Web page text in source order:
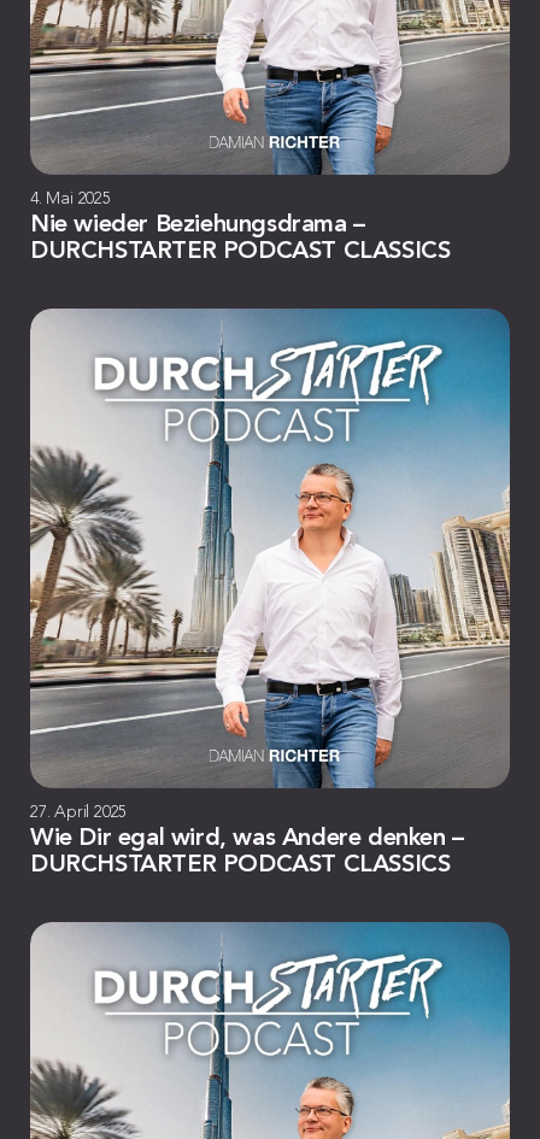
4. Mai 2025
Nie wieder Beziehungsdrama –
DURCHSTARTER PODCAST CLASSICS
27. April 2025
Wie Dir egal wird, was Andere denken –
DURCHSTARTER PODCAST CLASSICS